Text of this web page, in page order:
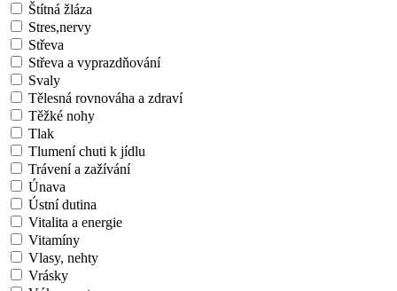
Štítná žláza
Stres,nervy
Střeva
Střeva a vyprazdňování
Svaly
Tělesná rovnováha a zdraví
Těžké nohy
Tlak
Tlumení chuti k jídlu
Trávení a zažívání
Únava
Ústní dutina
Vitalita a energie
Vitamíny
Vlasy, nehty
Vrásky